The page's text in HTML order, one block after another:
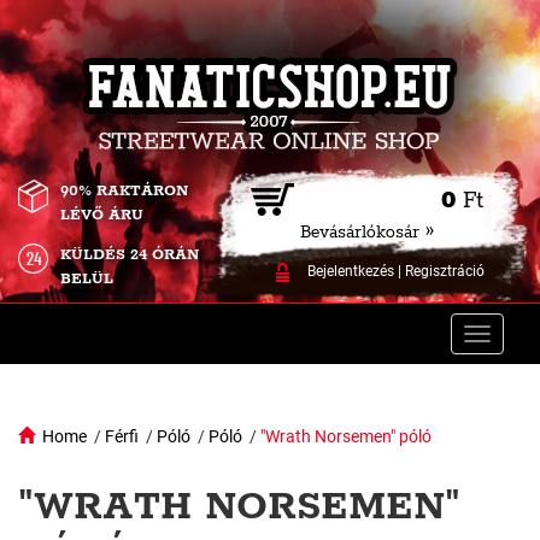
0 Ft
Bevásárlókosár »
Bejelentkezés| Regisztráció
90% RAKTÁRON
LÉVŐ ÁRU
KÜLDÉS 24 ÓRÁN
BELÜL
Toggle
Home / Férfi / Póló / Póló / "Wrath Norsemen" póló
"WRATH NORSEMEN"